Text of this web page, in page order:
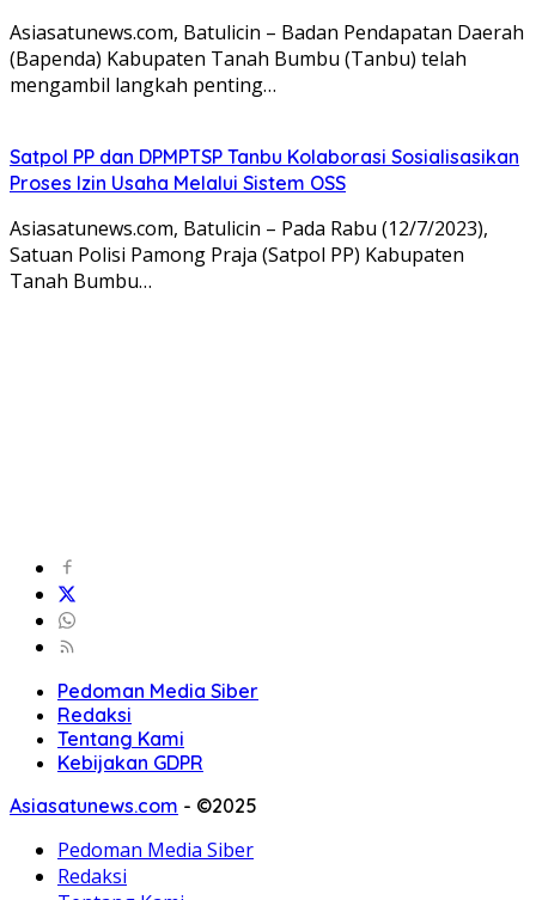
Asiasatunews.com, Batulicin – Badan Pendapatan Daerah
(Bapenda) Kabupaten Tanah Bumbu (Tanbu) telah
mengambil langkah penting…
Satpol PP dan DPMPTSP Tanbu Kolaborasi Sosialisasikan
Proses Izin Usaha Melalui Sistem OSS
Asiasatunews.com, Batulicin – Pada Rabu (12/7/2023),
Satuan Polisi Pamong Praja (Satpol PP) Kabupaten
Tanah Bumbu…
Pedoman Media Siber
Redaksi
Tentang Kami
Kebijakan GDPR
Asiasatunews.com - ©2025
Pedoman Media Siber
Redaksi